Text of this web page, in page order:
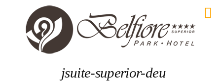
jsuite-superior-deu